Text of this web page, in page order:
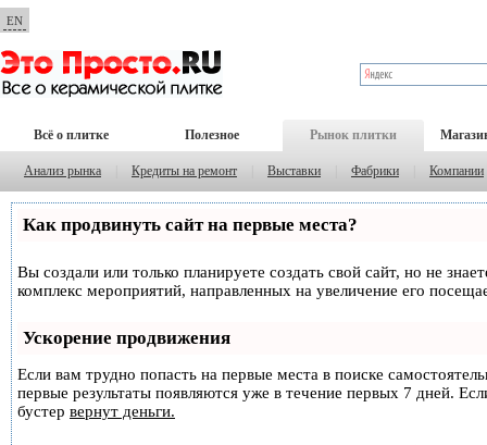
EN
Всё о плитке Полезное Рынок плитки
Анализ рынка Кредиты на ремонт Выставки Фабрики Компании
Как продвинуть сайт на первые места?
Вы создали или только планируете создать свой сайт, но не
комплекс мероприятий, направленных на увеличение его
Ускорение продвижения
Если вам трудно попасть на первые места в поиске
первые результаты появляются уже в течение первых 7 дней.
бустер вернут деньги.